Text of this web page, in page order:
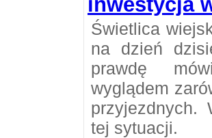
Świetlica
na dzień
prawdę
wyglądem
przyjezdnych.
tej sytuacji.